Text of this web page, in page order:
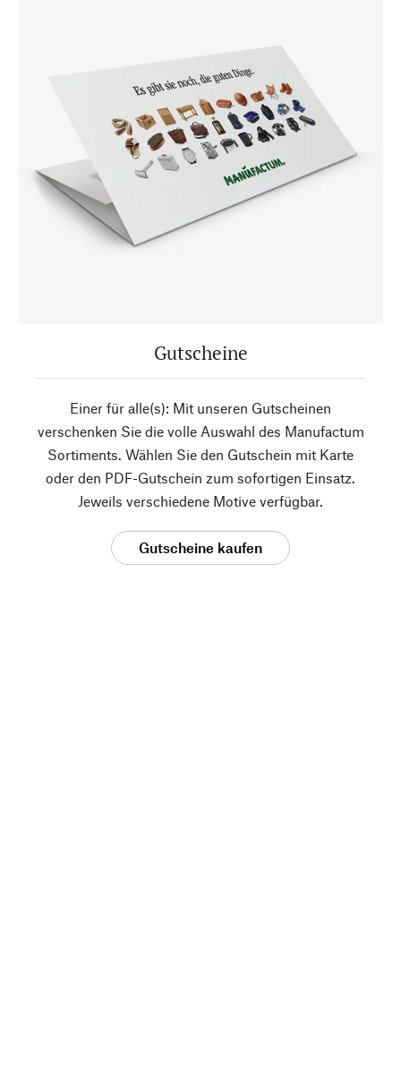
Gutscheine
Einer für alle(s): Mit unseren Gutscheinen
verschenken Sie die volle Auswahl des Manufactum
Sortiments. Wählen Sie den Gutschein mit Karte
oder den PDF-Gutschein zum sofortigen Einsatz.
Jeweils verschiedene Motive verfügbar.
Gutscheine kaufen